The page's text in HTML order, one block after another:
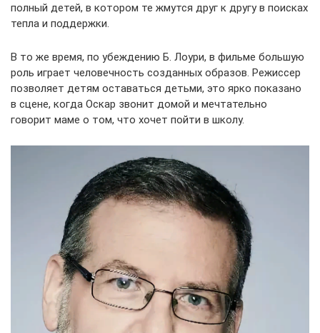
полный детей, в котором те жмутся друг к другу в поисках
тепла и поддержки.
В то же время, по убеждению Б. Лоури, в фильме большую
роль играет человечность созданных образов. Режиссер
позволяет детям оставаться детьми, это ярко показано
в сцене, когда Оскар звонит домой и мечтательно
говорит маме о том, что хочет пойти в школу.